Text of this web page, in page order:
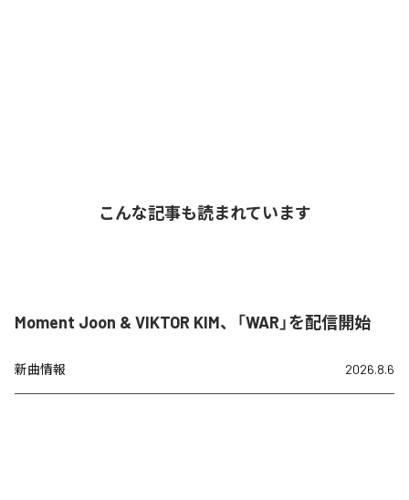
こんな記事も読まれています
Moment Joon & VIKTOR KIM、「WAR」を配信開始
新曲情報 2026.8.6